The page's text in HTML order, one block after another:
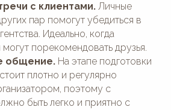
с клиентами. Личные
пар помогут убедиться в
Идеально, когда
порекомендовать друзья.
общение. На этапе подготовки
плотно и регулярно
поэтому с
быть легко и приятно с